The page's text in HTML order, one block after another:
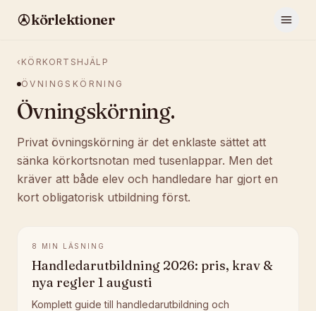
körlektioner
‹ KÖRKORTSHJÄLP
ÖVNINGSKÖRNING
Övningskörning.
Privat övningskörning är det enklaste sättet att
sänka körkortsnotan med tusenlappar. Men det
kräver att både elev och handledare har gjort en
kort obligatorisk utbildning först.
8 MIN LÄSNING
Handledarutbildning 2026: pris, krav &
nya regler 1 augusti
Komplett guide till handledarutbildning och